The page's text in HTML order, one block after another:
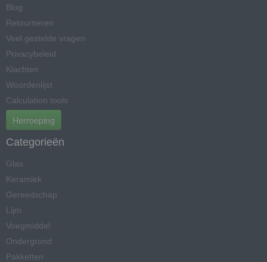
Blog
Retourneren
Veel gestelde vragen
Privacybeleid
Klachten
Woordenlijst
Calculation tools
Herroeping
Categorieën
Glas
Keramiek
Gereedschap
Lijm
Voegmiddel
Ondergrond
Pakketten